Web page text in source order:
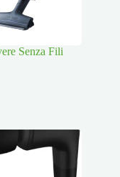
Senza Fili